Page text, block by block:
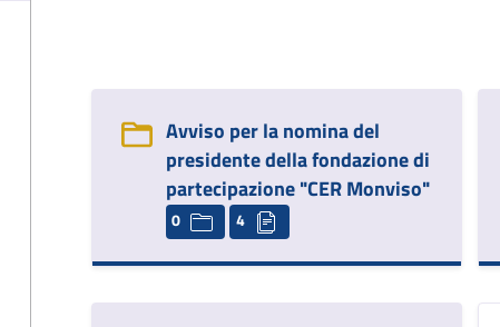
Avviso per la nomina del
presidente della fondazione di
partecipazione "CER Monviso"
0 4